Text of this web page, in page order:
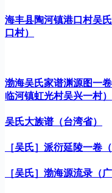
海丰县陶河镇港口村吴
口村）
渤海吴氏家谱渊源图一
临河镇虹光村吴兴一村）
吴氏大族谱（台湾省）
［吴氏］派衍延陵一卷
［吴氏］渤海源流录（